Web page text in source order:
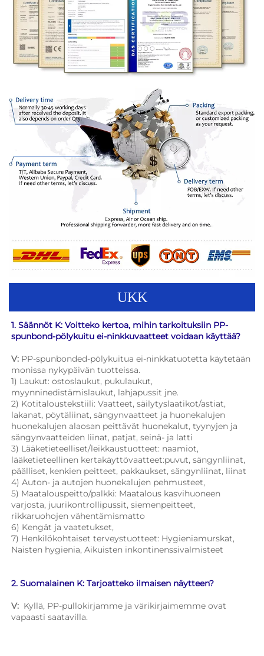
UKK
1. Säännöt K: Voitteko kertoa, mihin tarkoituksiin PP-
spunbond-pölykuitu ei-ninkkuvaatteet voidaan käyttää?
V: PP-spunbonded-pölykuitua ei-ninkkatuotetta käytetään
monissa nykypäivän tuotteissa.
1) Laukut: ostoslaukut, pukulaukut,
myynninedistämislaukut, lahjapussit jne.
2) Kotitaloustekstiili: Vaatteet, säilytyslaatikot/astiat,
lakanat, pöytäliinat, sängynvaatteet ja huonekalujen
huonekalujen alaosan peittävät huonekalut, tyynyjen ja
sängynvaatteiden liinat, patjat, seinä- ja latti
3) Lääketieteelliset/leikkaustuotteet: naamiot,
lääketieteellinen kertakäyttövaatteet:puvut, sängynliinat,
päälliset, kenkien peitteet, pakkaukset, sängynliinat, liinat
4) Auton- ja autojen huonekalujen pehmusteet,
5) Maatalouspeitto/palkki: Maatalous kasvihuoneen
varjosta, juurikontrollipussit, siemenpeitteet,
rikkaruohojen vähentämismatto
6) Kengät ja vaatetukset,
7) Henkilökohtaiset terveystuotteet: Hygieniamurskat,
Naisten hygienia, Aikuisten inkontinenssivalmisteet
2. Suomalainen K: Tarjoatteko ilmaisen näytteen?
V: Kyllä, PP-pullokirjamme ja värikirjaimemme ovat
vapaasti saatavilla.